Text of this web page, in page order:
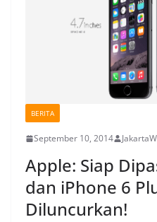
BERITA
September 10, 2014
Apple: Siap
dan iPhone 6
Diluncurkan!